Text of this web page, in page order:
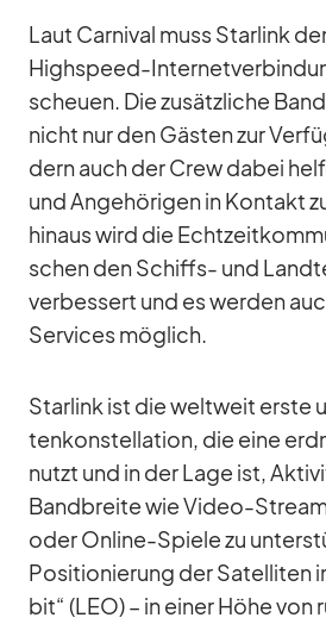
Laut Car­ni­val muss Star­link
High­speed-
scheuen. Die zu­sätz­li­che
nicht nur den Gäs­ten zur
dern auch der Crew da­bei
und An­ge­hö­ri­gen in Kon­takt
hin­aus wird die
schen den Schiffs- und
ver­bes­sert und es wer­den
Ser­vices mög­lich.
Star­link ist die welt­weit
ten­kon­stel­la­tion, die eine
nutzt und in der Lage ist,
Band­breite wie Vi­deo-
oder On­line-Spiele zu
Po­si­tio­nie­rung der Sa­tel­li­ten
bit“ (LEO) – in ei­ner Höhe